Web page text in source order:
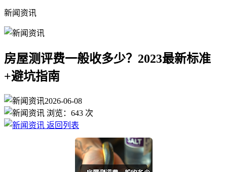
新闻资讯
房屋测评费一般收多少？2023最新标准
+避坑指南
2026-06-08
浏览： 643 次
返回列表